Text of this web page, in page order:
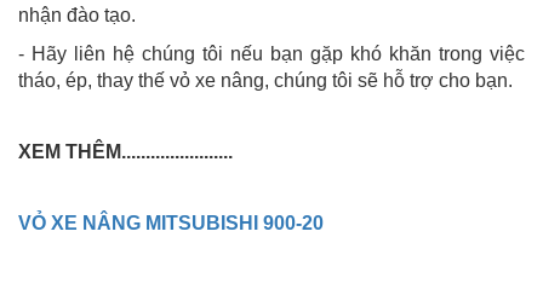
nhận đào tạo.
- Hãy liên hệ chúng tôi nếu bạn gặp khó khăn trong việc
tháo, ép, thay thế vỏ xe nâng, chúng tôi sẽ hỗ trợ cho bạn.
XEM THÊM.......................
VỎ XE NÂNG MITSUBISHI 900-20